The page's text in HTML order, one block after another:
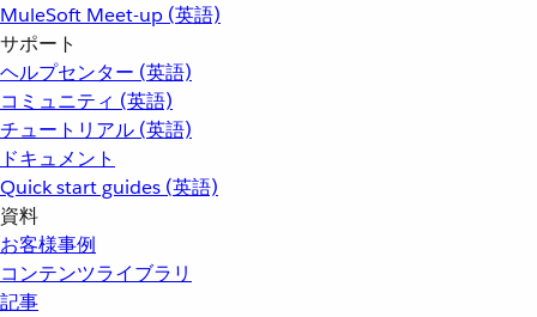
MuleSoft Meet-up (英語)
サポート
ヘルプセンター (英語)
コミュニティ (英語)
チュートリアル (英語)
ドキュメント
Quick start guides (英語)
資料
お客様事例
コンテンツライブラリ
記事